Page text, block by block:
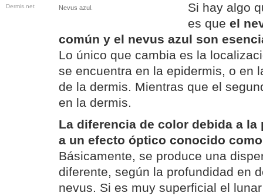
Dermis.net Nevus azul.
Si hay algo
es que el
común y el nevus azul son
Lo único que cambia es la
se encuentra en la epidermis, o en
de la dermis. Mientras que el
en la dermis.
La diferencia de color debida a la
a un efecto óptico conocido
Básicamente, se produce una
diferente, según la profundidad en
nevus. Si es muy superficial el